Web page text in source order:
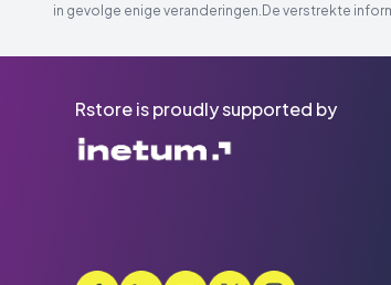
in gevolge enige veranderingen.De verstrekte
Rstore is proudly supported by